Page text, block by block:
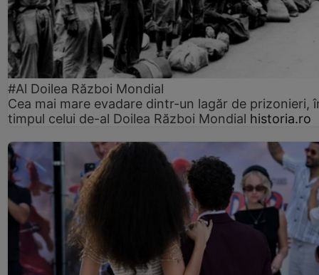
#Al Doilea Război Mondial
Cea mai mare evadare dintr-un lagăr de prizonieri,
timpul celui de-al Doilea Război Mondial historia.ro